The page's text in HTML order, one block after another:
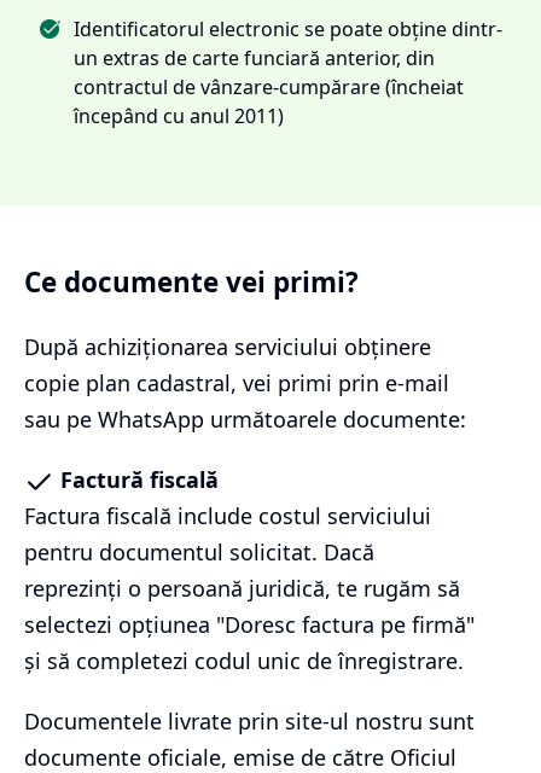
Identificatorul electronic se poate obține dintr-
un extras de carte funciară anterior, din
contractul de vânzare-cumpărare (încheiat
începând cu anul 2011)
Ce documente vei primi?
După achiziționarea serviciului obținere
copie plan cadastral, vei primi prin e-mail
sau pe WhatsApp următoarele documente:
Factură fiscală
Factura fiscală include costul serviciului
pentru documentul solicitat. Dacă
reprezinți o persoană juridică, te rugăm să
selectezi opțiunea "Doresc factura pe firmă"
și să completezi codul unic de înregistrare.
Documentele livrate prin site-ul nostru sunt
documente oficiale, emise de către Oficiul